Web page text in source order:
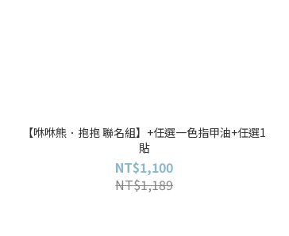
【咻咻熊．抱抱 聯名組】+任選一色指甲油+任選1
貼
NT$1,100
NT$1,189